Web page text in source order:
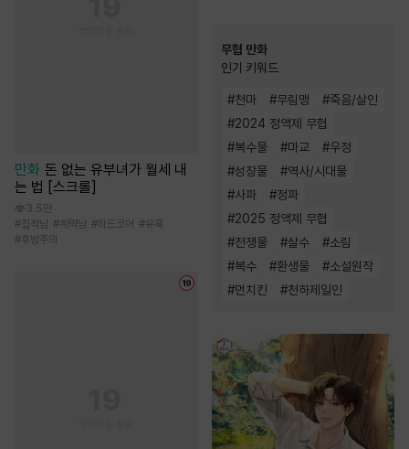
만화 돈 없는 유부녀가 월세 내
는 법 [스크롤]
3.5만
#집착남 # 계략남 #하드코어 #유혹
#후방주의
무협 만화
인기 키워드
#천마 #무림맹 #죽음/살인
#2024 정액제 무협
#복수물 #마교 #우정
#성장물 #역사/시대물
#사파 #정파
#2025 정액제 무협
#전쟁물 #살수 #소림
#복수 #환생물 #소설원작
#먼치킨 #천하제일인